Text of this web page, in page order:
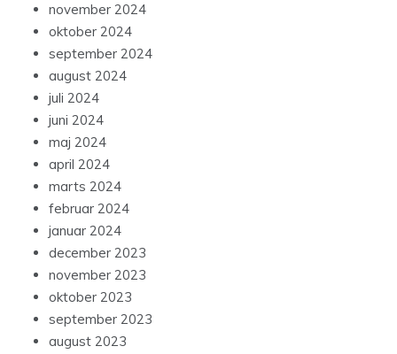
november 2024
oktober 2024
september 2024
august 2024
juli 2024
juni 2024
maj 2024
april 2024
marts 2024
februar 2024
januar 2024
december 2023
november 2023
oktober 2023
september 2023
august 2023